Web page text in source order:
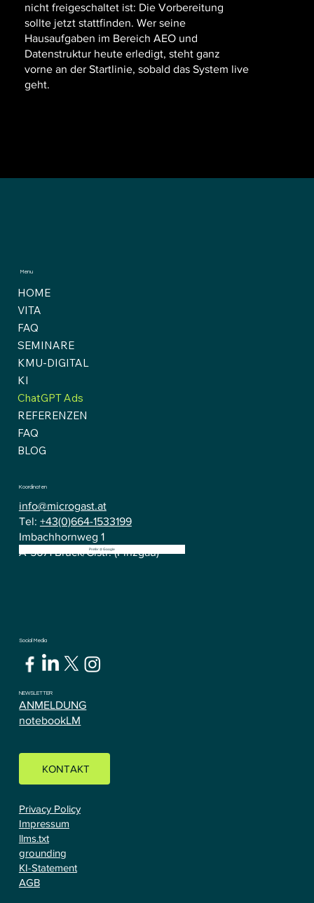
nicht freigeschaltet ist: Die Vorbereitung
sollte jetzt stattfinden. Wer seine
Hausaufgaben im Bereich AEO und
Datenstruktur heute erledigt, steht ganz
vorne an der Startlinie, sobald das System live
geht.
Menu
HOME
VITA
FAQ
SEMINARE
KMU-DIGITAL
KI
ChatGPT Ads
REFERENZEN
FAQ
BLOG
Koordinaten
info@microgast.at
Tel: +43(0)664-1533199
Imbachhornweg 1
A-5671 Bruck/Glstr. (Pinzgau)
Prefer @ Google
Social Media
NEWSLETTER
ANMELDUNG
notebookLM
KONTAKT
Privacy Policy
Impressum
llms.txt
grounding
KI-Statement
AGB